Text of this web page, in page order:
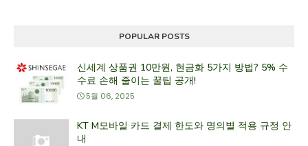
POPULAR POSTS
신세계 상품권 10만원, 현금화 5가지 방법? 5% 수
수료 손해 줄이는 꿀팁 공개!
5월 06, 2025
KT M모바일 카드 결제 한도와 명의별 적용 규정 안
내